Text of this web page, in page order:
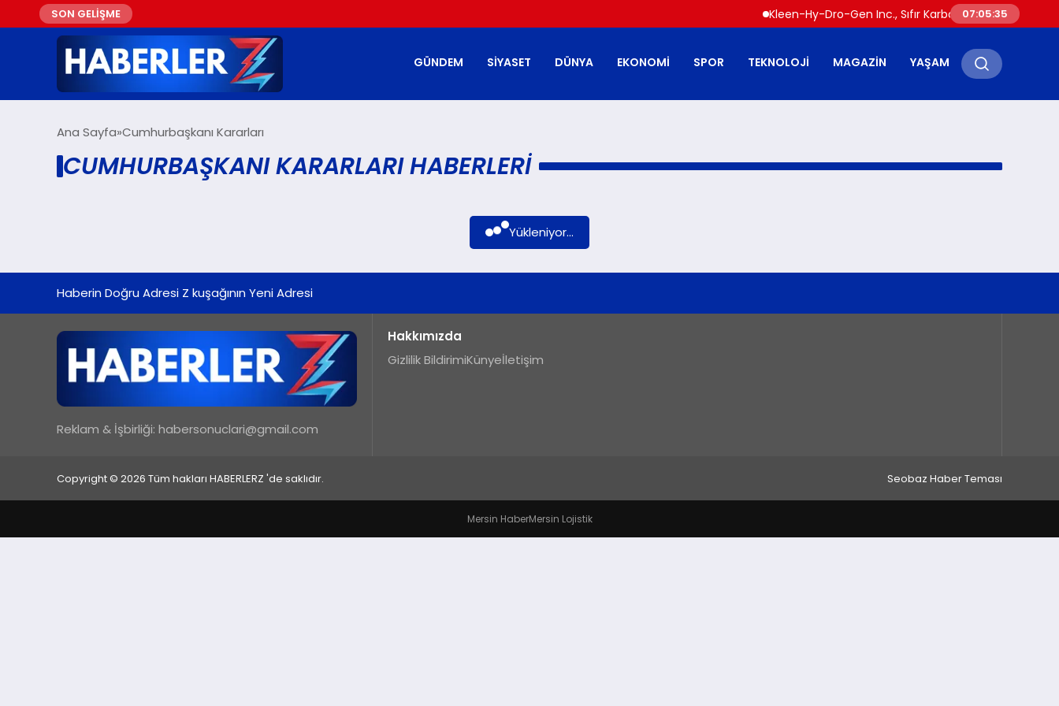
SON GELİŞME Kleen-Hy-Dro-Gen Inc., Sıfır Karbon Emisyonlu
07:05:35
GÜNDEM SIYASET DÜNYA EKONOMI SPOR TEKNOLOJI MAGAZIN YAŞAM
Ana Sayfa Cumhurbaşkanı Kararları
CUMHURBAŞKANI KARARLARI HABERLERI
Yükleniyor...
Haberin Doğru Adresi Z kuşağının Yeni Adresi
Reklam & İşbirliği: habersonuclari@gmail.com
Hakkımızda
Gizlilik BildirimiKünyeİletişim
Copyright © 2026 Tüm hakları HABERLERZ 'de saklıdır. Seobaz Haber Teması
Mersin HaberMersin Lojistik